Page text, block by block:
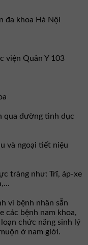
đa khoa Hà Nội
viện Quân Y 103
qua đường tình dục
và ngoại tiết niệu
tràng như: Trĩ, áp-xe
vì bệnh nhân sẵn
các bệnh nam khoa,
chức năng sinh lý
ở nam giới.